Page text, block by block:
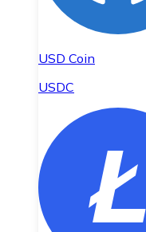
USD Coin
USDC